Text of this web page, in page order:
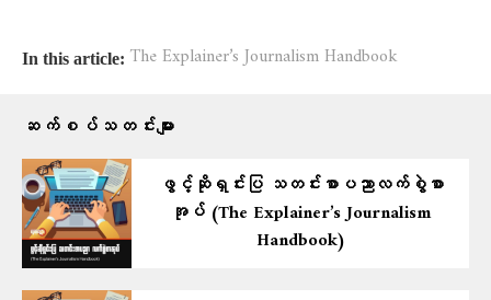
In this article: The Explainer’s Journalism Handbook
ဆက်စပ်သတင်းများ
ဖွင့်ဆိုရှင်းပြ သတင်းစာပညာလက်စွဲစာ
အုပ် (The Explainer’s Journalism
Handbook)